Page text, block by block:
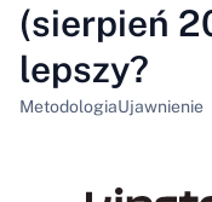
Porównania
Kupony 319
(sierpień
lepszy?
MetodologiaUjawnienie